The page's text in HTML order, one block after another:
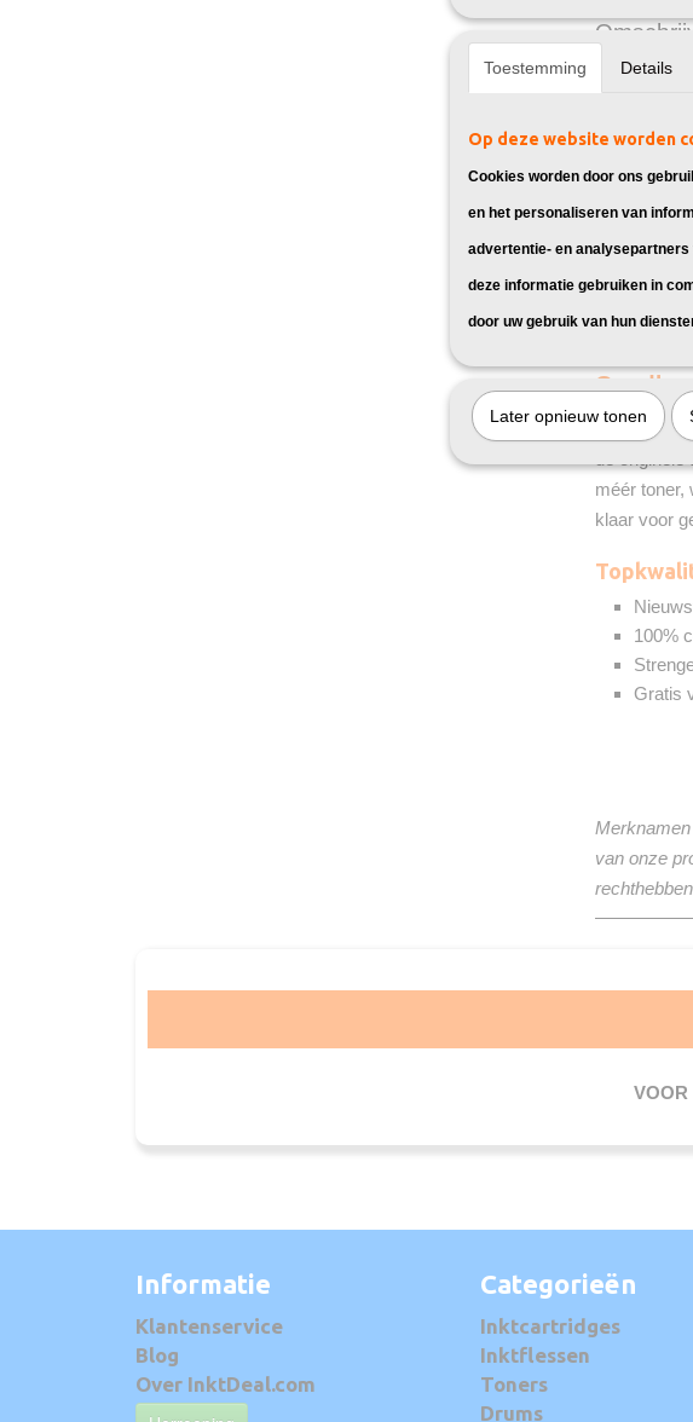
EAN code
Cyaan
Merk
OKI C332
OKI C332DN
OKI MC363
OKI
OKI MC
De toners
de
méér toner,
klaar voor
100%
Gratis
van onze
VOOR
Informatie
Klantenservice
Blog
Over InktDeal.com
Categorieën
Inktcartridges
Inktflessen
Toners
Drums
Toestemming Details
Op deze website worden
Cookies worden door ons
en het personaliseren van
advertentie- en
deze informatie gebruiken in
door uw gebruik van hun
Later opnieuw tonen